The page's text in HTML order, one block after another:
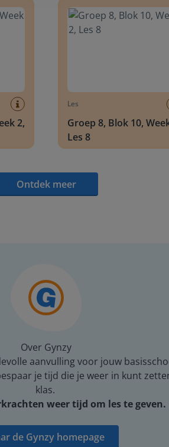
2,
Les
Groep 8, Blok 10,
Les 8
Ontdek meer
Over Gynzy
aanvulling voor jouw
je tijd die je weer in kunt
klas.
weer tijd om les te geven.
de Gynzy homepage